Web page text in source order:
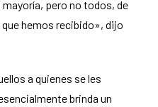
pero no todos, de
hemos recibido», dijo
a quienes se les
brinda un